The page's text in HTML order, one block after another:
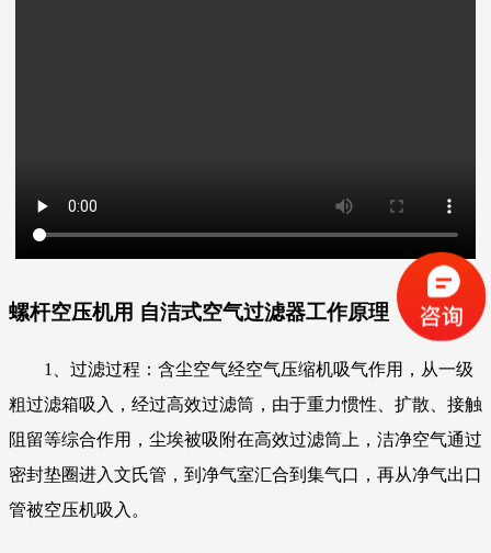
螺杆空压机用 自洁式空气过滤器工作原理
1、过滤过程：含尘空气经空气压缩机吸气作用，从一级
粗过滤箱吸入，经过高效过滤筒，由于重力惯性、扩散、接触
阻留等综合作用，尘埃被吸附在高效过滤筒上，洁净空气通过
密封垫圈进入文氏管，到净气室汇合到集气口，再从净气出口
管被空压机吸入。